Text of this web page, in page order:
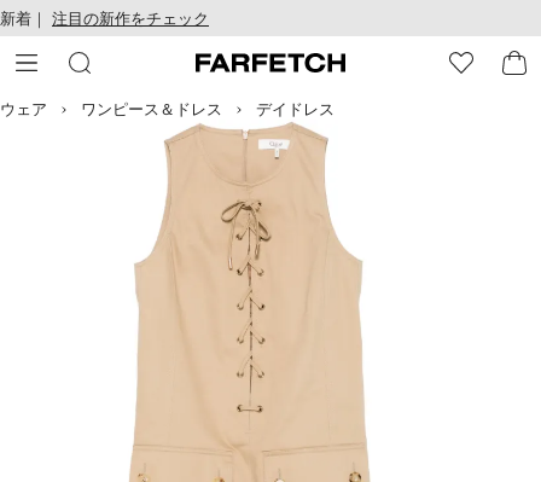
テ
ン
ツ
移
お
け
る
ク
新着｜ 注目の新作をチェック
ウェア ワンピース＆ドレス デイドレス